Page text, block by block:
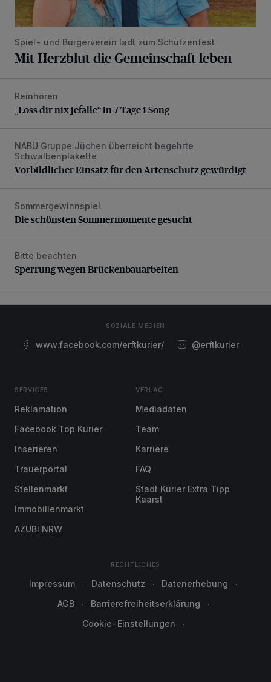
Spiel- und Bürgerverein lädt zum Schützenfest
Mit Herzblut die Gemeinschaft leben
„Loss dir nix jefalle“ in 7 Tage 1 Song
Reinhören
„Loss dir nix jefalle“ in 7 Tage 1 Song
Vorbildlicher Einsatz für den Artenschutz gewürdigt
NABU Gruppe Jüchen überreicht begehrte
Schwalbenplakette
Vorbildlicher Einsatz für den Artenschutz gewürdigt
Die schönsten Sommermomente gesucht
Sommergewinnspiel
Die schönsten Sommermomente gesucht
Sperrung wegen Brückenbauarbeiten
Bitte beachten
Sperrung wegen Brückenbauarbeiten
SOZIALE MEDIEN
www.facebook.com/erftkurier/ @erftkurier
SERVICES
Reklamation
Facebook Top Kurier
Inserieren
Trauerportal
Stellenmarkt
Immobilienmarkt
AZUBI NRW
VERLAG
Mediadaten
Team
Karriere
FAQ
Stadt Kurier Extra Tipp
Kaarst
RECHTLICHES
Impressum Datenschutz
Datenerhebung
AGB
Barrierefreiheitserklärung
Cookie-Einstellungen